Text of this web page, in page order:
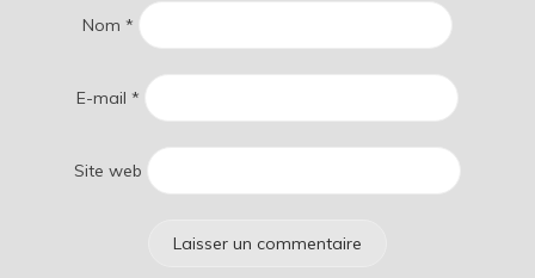
Nom *
E-mail *
Site web